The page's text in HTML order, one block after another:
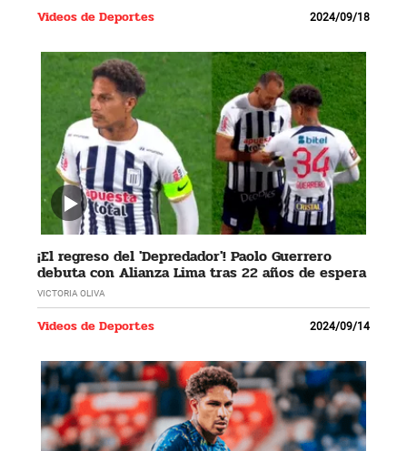
Videos de Deportes 2024/09/18
¡El regreso del 'Depredador'! Paolo Guerrero
debuta con Alianza Lima tras 22 años de espera
VICTORIA OLIVA
Videos de Deportes 2024/09/14